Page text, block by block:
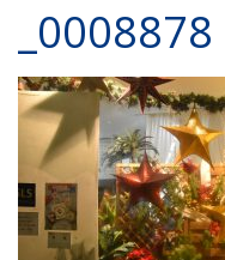
_0008878